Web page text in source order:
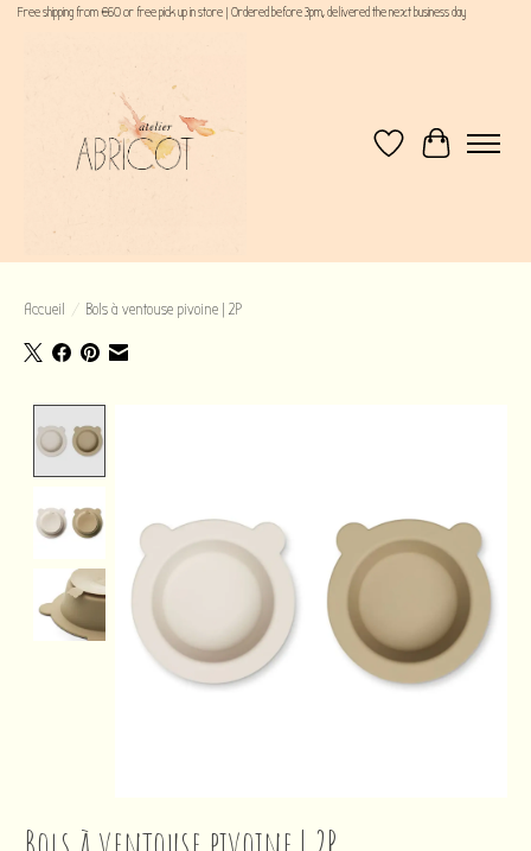
Free shipping from €60 or free pick up in store | Ordered before 3pm, delivered the next business day
Liste de souhaits
Panier
Accueil / Bols à ventouse pivoine | 2P